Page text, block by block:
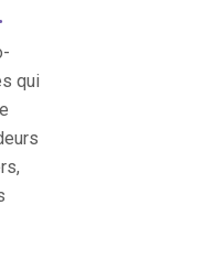
qui